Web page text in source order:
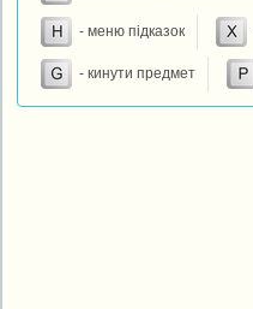
- меню підказок
- кинути предмет